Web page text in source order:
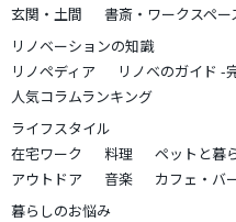
玄関・土間
書斎・ワークスペー
リノベーションの知識
リノペディア
リノベのガイド -
人気コラムランキング
ライフスタイル
在宅ワーク
料理 ペットと暮
アウトドア
音楽
カフェ・バ
暮らしのお悩み